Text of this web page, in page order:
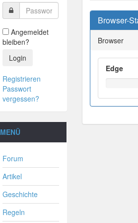
Angemeldet
bleiben?
Login
Registrieren
Passwort
vergessen?
MENÜ
Forum
Artikel
Geschichte
Regeln
Browser-
Browser
Edge